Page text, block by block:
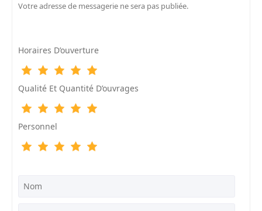
Votre adresse de messagerie ne sera pas publiée.
Horaires D’ouverture
Qualité Et Quantité D’ouvrages
Personnel